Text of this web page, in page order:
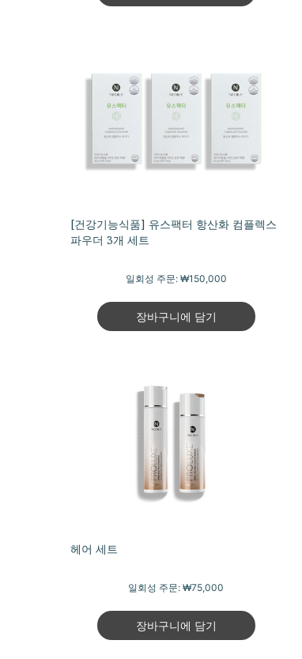
[건강기능식품] 유스팩터 항산화 컴플렉스
파우더 3개 세트
일회성 주문: ₩150,000
장바구니에 담기
헤어 세트
일회성 주문:₩75,000
장바구니에 담기